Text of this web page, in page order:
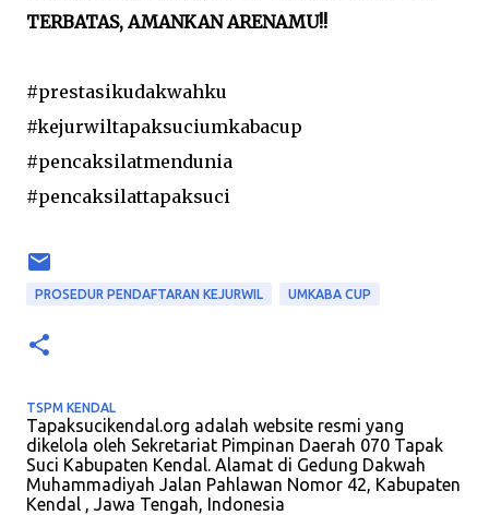
TERBATAS, AMANKAN ARENAMU!!
#prestasikudakwahku
#kejurwiltapaksuciumkabacup
#pencaksilatmendunia
#pencaksilattapaksuci
PROSEDUR PENDAFTARAN KEJURWIL UMKABA CUP
TSPM KENDAL
Tapaksucikendal.org adalah website resmi yang
dikelola oleh Sekretariat Pimpinan Daerah 070 Tapak
Suci Kabupaten Kendal. Alamat di Gedung Dakwah
Muhammadiyah Jalan Pahlawan Nomor 42, Kabupaten
Kendal , Jawa Tengah, Indonesia